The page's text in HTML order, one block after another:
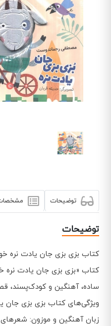
توضیحات
توضیحات
کتاب بزی بزی جان یادت نره
کتاب «بزی بزی جان یادت نره
ساده، آهنگین و کودک‌پسند،
ویژگی‌های کتاب بزی بزی جان
زبان آهنگین و موزون: